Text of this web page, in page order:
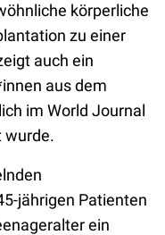
körperliche
zu einer
auch ein
aus dem
im World Journal
wurde.
jährigen Patienten
ein